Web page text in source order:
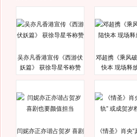
吴亦凡香港宣传《西游伏
妖篇》 获徐导星爷称赞
邓超携《乘风
快本 现场释
闫妮亦正亦谐占贺岁 喜剧
《情圣》肖央